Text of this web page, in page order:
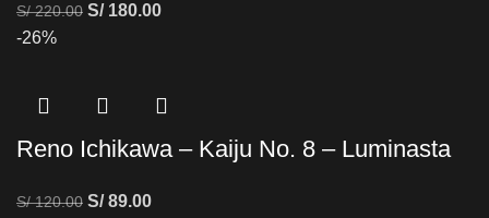
S/220.00 S/180.00
-26%
Reno Ichikawa – Kaiju No. 8 – Luminasta
S/120.00 S/89.00